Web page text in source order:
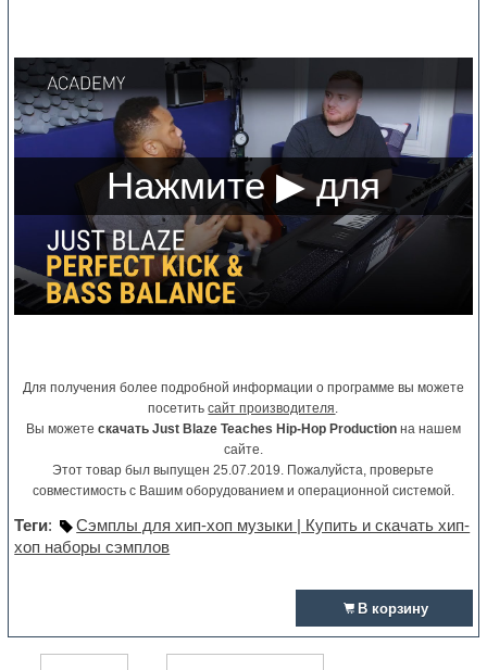
Для получения более подробной информации о программе вы можете
посетитьсайт производителя.
Вы можете скачать Just Blaze Teaches Hip-Hop Productionна нашем
сайте.
Этот товар был выпущен 25.07.2019. Пожалуйста, проверьте
совместимость с Вашим оборудованием и операционной системой.
Теги:
Сэмплы для хип-хоп музыки | Купить и скачать хип-
хоп наборы сэмплов
В корзину